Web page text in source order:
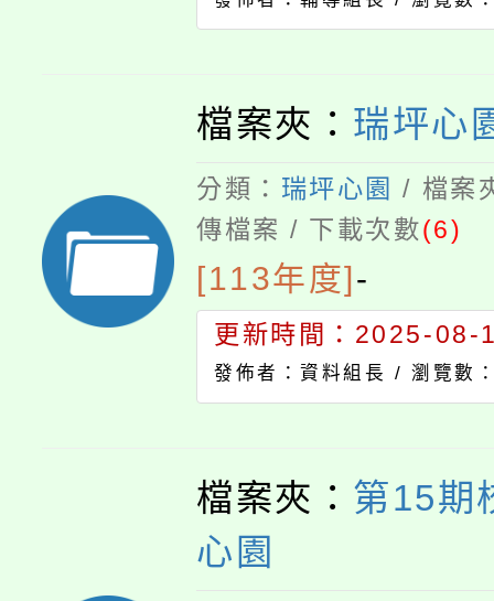
檔案夾： 瑞坪心
分類： 瑞坪心園 / 檔案
傳檔案 / 下載次數(6)
[113年度]-
更新時間：2025-08-
發佈者：資料組長 /瀏覽數
檔案夾： 第15期
心園